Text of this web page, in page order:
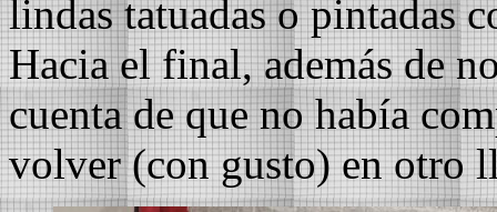
lindas tatuadas o pintadas
Hacia el final, además de
cuenta de que no había
volver (con gusto) en otro